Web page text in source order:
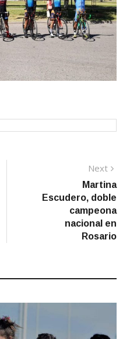
Next
post:
Martina
Escudero, doble
campeona
nacional en
Rosario